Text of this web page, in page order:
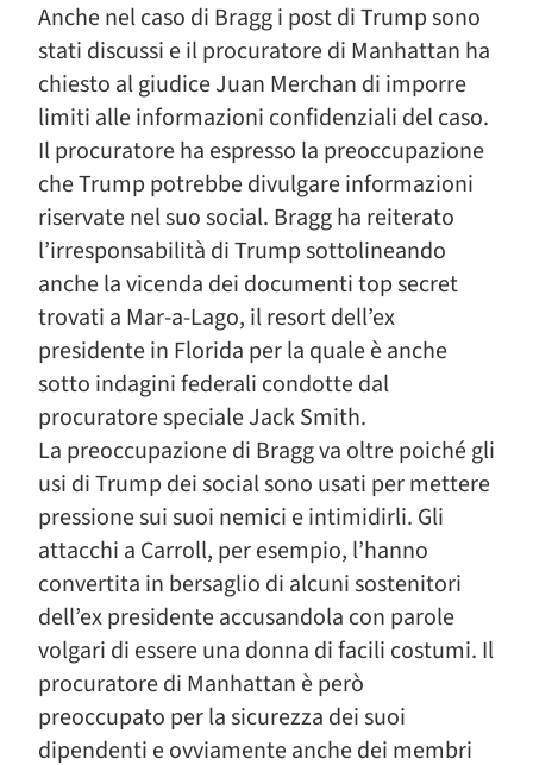
Anche nel caso di Bragg i post di Trump sono
stati discussi e il procuratore di Manhattan ha
chiesto al giudice Juan Merchan di imporre
limiti alle informazioni confidenziali del caso.
Il procuratore ha espresso la preoccupazione
che Trump potrebbe divulgare informazioni
riservate nel suo social. Bragg ha reiterato
l’irresponsabilità di Trump sottolineando
anche la vicenda dei documenti top secret
trovati a Mar-a-Lago, il resort dell’ex
presidente in Florida per la quale è anche
sotto indagini federali condotte dal
procuratore speciale Jack Smith.
La preoccupazione di Bragg va oltre poiché gli
usi di Trump dei social sono usati per mettere
pressione sui suoi nemici e intimidirli. Gli
attacchi a Carroll, per esempio, l’hanno
convertita in bersaglio di alcuni sostenitori
dell’ex presidente accusandola con parole
volgari di essere una donna di facili costumi. Il
procuratore di Manhattan è però
preoccupato per la sicurezza dei suoi
dipendenti e ovviamente anche dei membri